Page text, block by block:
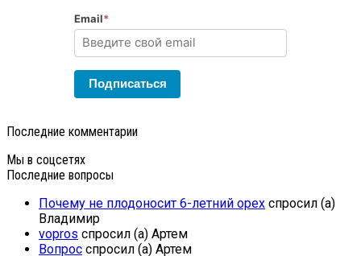
Email*
Подписаться
Последние комментарии
Мы в соцсетях
Последние вопросы
Почему не плодоносит 6-летний орех спросил (а)
Владимир
vopros спросил (а) Артем
Вопрос спросил (а) Артем